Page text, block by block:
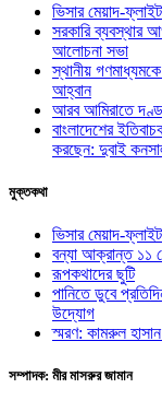
ভিসার মেয়াদ-
সরকারি ব্যবস্থার
আলোচনা সভা
স্থানীয়
আহ্বান
আরব আমিরাতে
বাংলাদেশের
করছেন: দুবাই
মুক্তকথা
ভিসার মেয়াদ-
বন্যা আক্রান্ত ১১
রূপকথাদের ছুটি
পানিতে ডুবে
উদ্যোগ
স্মরণ: কামরুল হাসান
সম্পাদক: মীর মাসরুর জামান